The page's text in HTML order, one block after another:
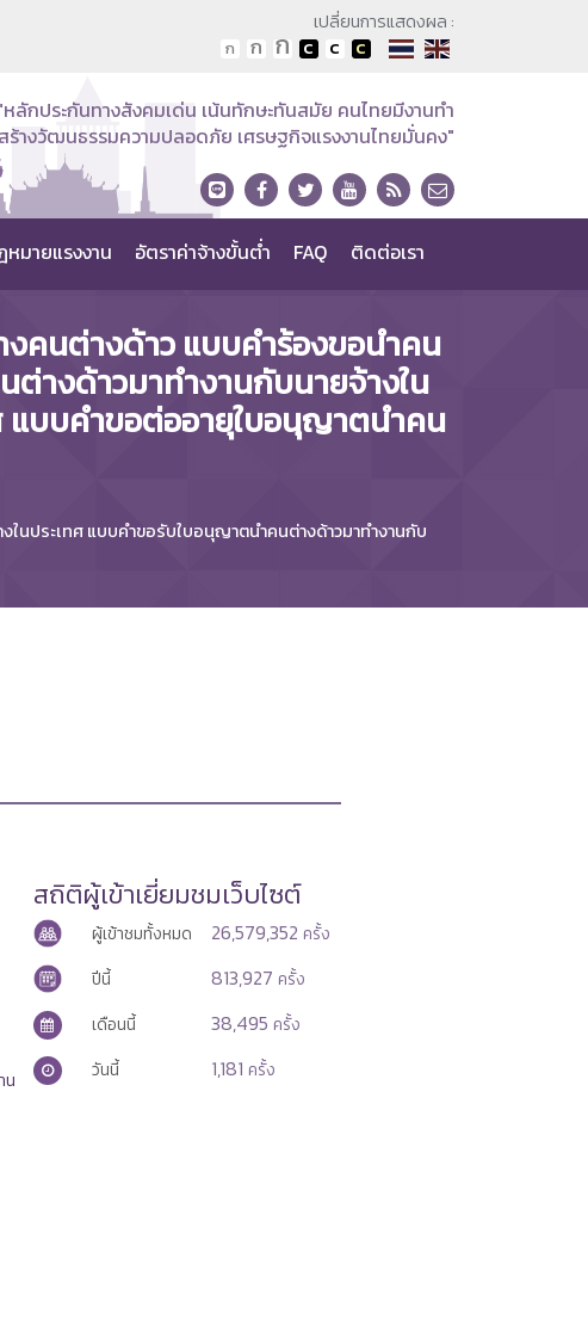
เปลี่ยนการแสดงผล :
ลักประกันทางสังคมเด่น เน้นทักษะทันสมัย คนไทยมีงานทำ
สร้างวัฒนธรรมความปลอดภัย เศรษฐกิจแรงงานไทยมั่นคง"
หมายแรงงาน อัตราค่าจ้างขั้นต่ำ FAQ ติดต่อเรา
คนต่างด้าว แบบคำร้องขอนำคน
างด้าวมาทำงานกับนายจ้างใน
แบบคำขอต่ออายุใบอนุญาตนำคน
ในประเทศ แบบคำขอรับใบอนุญาตนำคนต่างด้าวมาทำงานกับ
น
สถิติผู้เข้าเยี่ยมชมเว็บไซต์
ผู้เข้าชมทั้งหมด 26,579,352 ครั้ง
ปีนี้
813,927 ครั้ง
เดือนนี้
38,495 ครั้ง
วันนี้
1,181 ครั้ง